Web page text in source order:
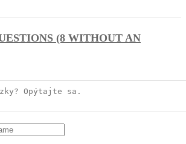
(8 WITHOUT AN